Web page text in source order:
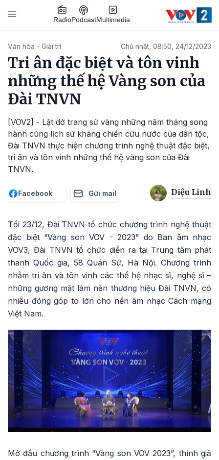
Nhảy đến nội dung
RadioPodcastMultimedia
Văn hóa - Giải trí Chủ nhật, 08:50, 24/12/2023
Tri ân đặc biệt và tôn vinh
những thế hệ Vàng son của
Đài TNVN
[VOV2] - Lật dở trang sử vàng những năm tháng song
hành cùng lịch sử kháng chiến cứu nước của dân tộc,
Đài TNVN thực hiện chương trình nghệ thuật đặc biệt,
tri ân và tôn vinh những thế hệ vàng son của Đài
TNVN.
Facebook Gửi mail Diệu Linh
Tối 23/12, Đài TNVN tổ chức chương trình nghệ thuật
đặc biệt “Vàng son VOV - 2023” do Ban âm nhạc
VOV3, Đài TNVN tổ chức diễn ra tại Trung tâm phát
thanh Quốc gia, 58 Quán Sứ, Hà Nội. Chương trình
nhằm tri ân và tôn vinh các thể hệ nhạc sĩ, nghệ sĩ –
những gương mặt làm nên thương hiệu Đài TNVN, có
nhiều đóng góp to lớn cho nền âm nhạc Cách mạng
Việt Nam.
Mở đầu chương trình “Vàng son VOV 2023”, thính giả